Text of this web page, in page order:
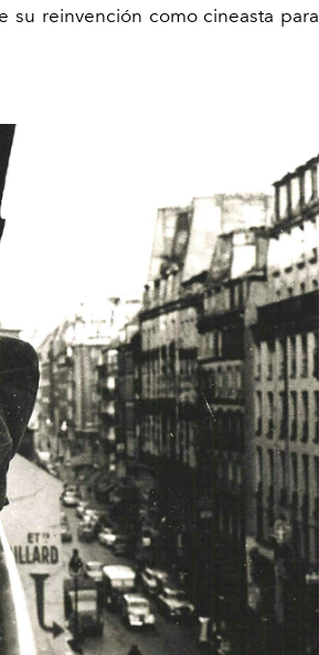
su reinvención como cineasta para